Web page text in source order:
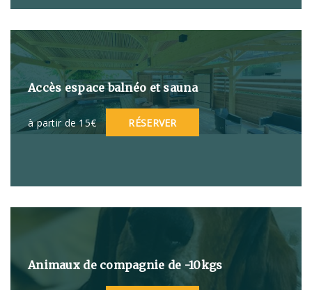
Accès espace balnéo et sauna
à partir de 15€ RÉSERVER
Animaux de compagnie de -10kgs